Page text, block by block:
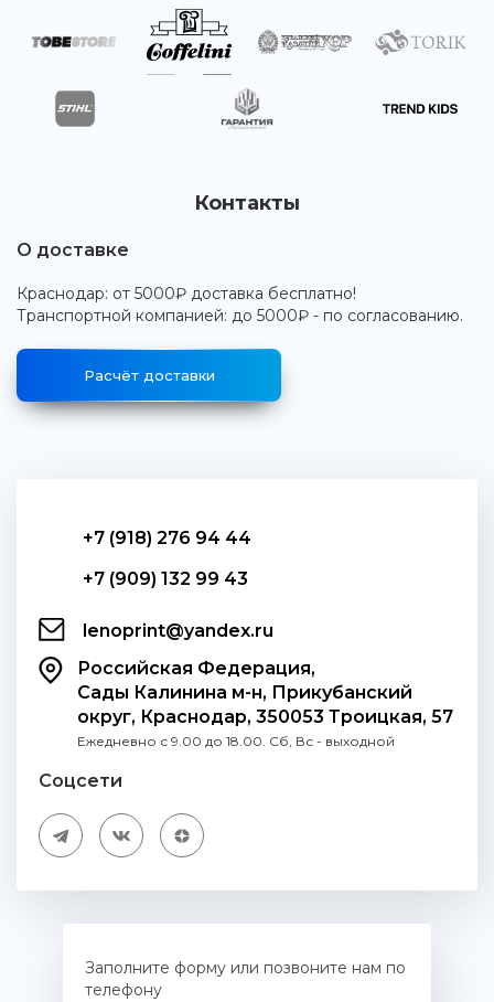
Контакты
О доставке
Краснодар: от 5000₽ доставка бесплатно!
Транспортной компанией: до 5000₽ - по согласованию.
Расчёт доставки
+7 (918) 276 94 44
+7 (909) 132 99 43
lenoprint@yandex.ru
Российская Федерация,
Сады Калинина м-н, Прикубанский
округ, Краснодар, 350053 Троицкая, 57
Ежедневно с 9.00 до 18.00. Сб, Вс - выходной
Соцсети
Заполните форму или позвоните нам по
телефону